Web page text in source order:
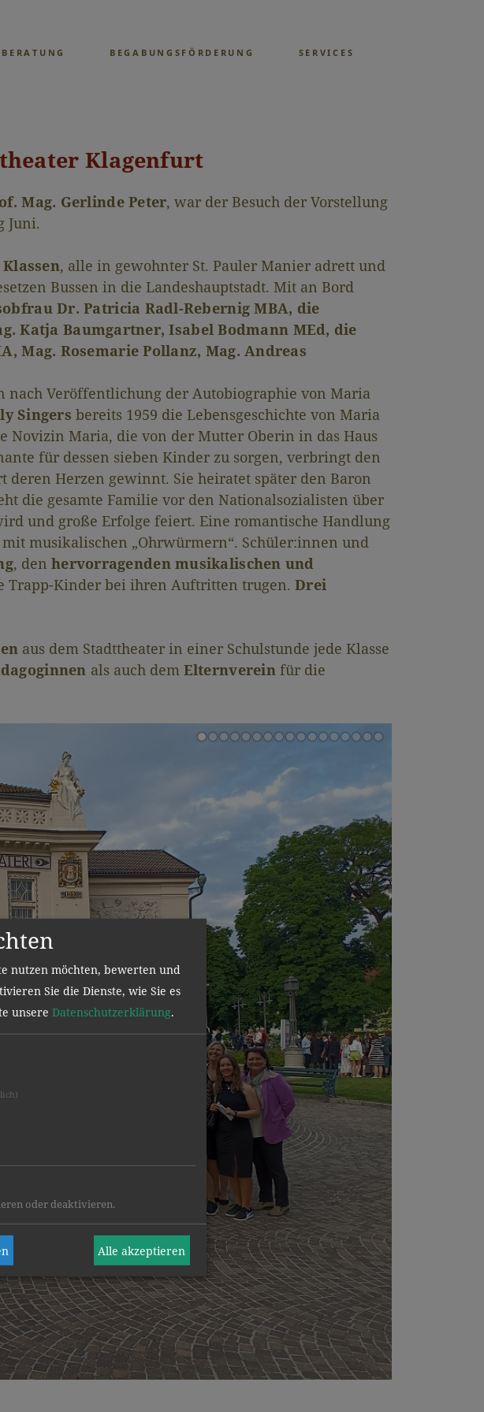
BERATUNG BEGABUNGSFÖRDERUNG SERVICES
Klagenfurt
Mag. Gerlinde Peter, war der Besuch der Vorstellung
Juni.
, alle in gewohnter St. Pauler Manier adrett und
Bussen in die Landeshauptstadt. Mit an Bord
Dr. Patricia Radl-Rebernig MBA, die
Katja Baumgartner, Isabel Bodmann MEd, die
Mag. Rosemarie Pollanz, Mag. Andreas
nach Veröffentlichung der Autobiographie von Maria
Singers bereits 1959 die Lebensgeschichte von Maria
Novizin Maria, die von der Mutter Oberin in das Haus
für dessen sieben Kinder zu sorgen, verbringt den
Herzen gewinnt. Sie heiratet später den Baron
die gesamte Familie vor den Nationalsozialisten über
und große Erfolge feiert. Eine romantische Handlung
musikalischen „Ohrwürmern“. Schüler:innen und
, denhervorragenden musikalischen und
Trapp-Kinder bei ihren Auftritten trugen.Drei
aus dem Stadttheater in einer Schulstunde jede Klasse
als auch dem Elternvereinfür die
nutzen möchten, bewerten und
Sie die Dienste, wie Sie es
unsere Datenschutzerklärung.
oder deaktivieren.
Alle akzeptieren